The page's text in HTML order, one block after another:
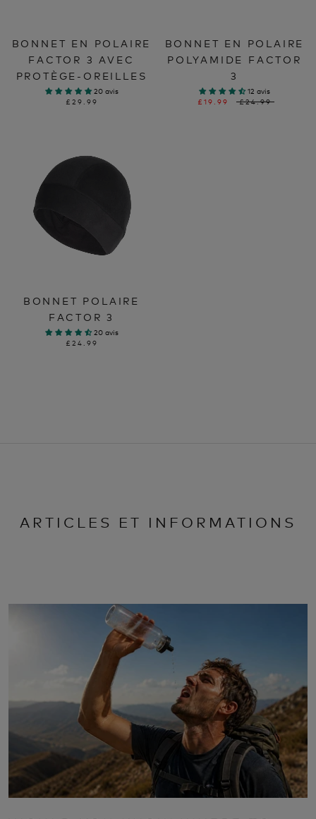
BONNET EN POLAIRE
FACTOR 3 AVEC
PROTÈGE-OREILLES
20 avis
£29.99
BONNET EN POLAIRE
POLYAMIDE FACTOR
3
12 avis
£19.99
£24.99
BONNET POLAIRE
FACTOR 3
20 avis
£24.99
ARTICLES ET INFORMATIONS